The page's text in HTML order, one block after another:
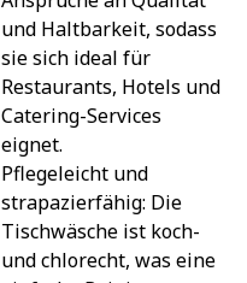
und Haltbarkeit, sodass
sie sich ideal für
Restaurants, Hotels und
Catering-Services
eignet.
Pflegeleicht und
strapazierfähig: Die
Tischwäsche ist koch-
und chlorecht, was eine